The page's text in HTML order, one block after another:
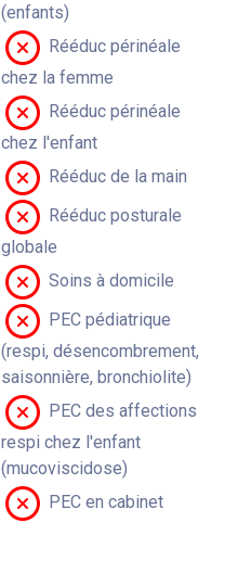
(enfants)
Rééduc périnéale
chez la femme
Rééduc périnéale
chez l'enfant
Rééduc de la main
Rééduc posturale
globale
Soins à domicile
PEC pédiatrique
(respi, désencombrement,
saisonnière, bronchiolite)
PEC des affections
respi chez l'enfant
(mucoviscidose)
PEC en cabinet